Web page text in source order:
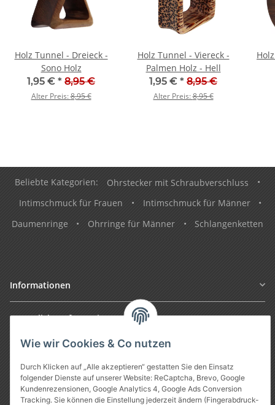
Wie wir Cookies & Co nutzen
Durch Klicken auf „Alle akzeptieren“ gestatten Sie den Einsatz
folgender Dienste auf unserer Website: ReCaptcha, Brevo, Google
Kundenrezensionen, Google Analytics 4, Google Ads Conversion
Tracking. Sie können die Einstellung jederzeit ändern (Fingerabdruck-
Holz Tunnel - Dreieck -
Sono Holz
1,95 € * 8,95 €
Alter Preis:8,95 €
Holz Tunnel - Viereck -
Palmen Holz - Hell
1,95 € * 8,95 €
Alter Preis:8,95 €
Beliebte Kategorien: Ohrstecker mit Schraubverschluss
•
Intimschmuck für Frauen
• Intimschmuck für Männer
•
Daumenringe
• Ohrringe für Männer • Schlangenketten
Informationen
Gesetzliche Informationen